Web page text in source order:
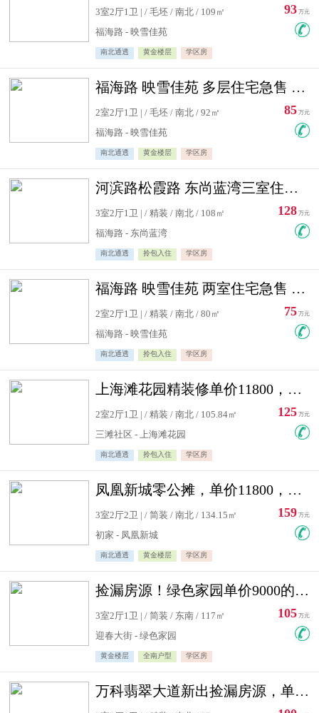
3室2厅1卫 | / 毛坯 / 南北 / 109㎡
福海路 - 映雪佳苑
南北通透 黄金楼层 学区房
93 万元
福海路 映雪佳苑 多层住宅急售 可公积金贷款
2室2厅1卫 | / 毛坯 / 南北 / 92㎡
福海路 - 映雪佳苑
南北通透 黄金楼层 学区房
85 万元
河滨路松霞路 东尚蓝湾三室住宅急售
3室2厅1卫 | / 精装 / 南北 / 108㎡
福海路 - 东尚蓝湾
南北通透 拎包入住 学区房
128 万元
福海路 映雪佳苑 两室住宅急售 可公积金贷款
2室2厅1卫 | / 精装 / 南北 / 80㎡
福海路 - 映雪佳苑
南北通透 拎包入住 学区房
75 万元
上海滩花园精装修单价11800，价格最低的两居室，无敌视野
2室2厅1卫 | / 精装 / 南北 / 105.84㎡
三滩社区 - 上海滩花园
南北通透 拎包入住 学区房
125 万元
凤凰新城零公摊，单价11800，白银楼层，一个车库另算
3室2厅2卫 | / 简装 / 南北 / 134.15㎡
初家 - 凤凰新城
南北通透 黄金楼层 学区房
159 万元
捡漏房源！绿色家园单价9000的大三居，实验小学永明双学区
3室2厅1卫 | / 简装 / 东南 / 117㎡
迎春大街 - 绿色家园
黄金楼层 全南户型 学区房
105 万元
万科翡翠大道新出捡漏房源，单价10500精装修